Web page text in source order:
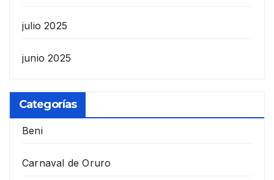
julio 2025
junio 2025
Categorías
Beni
Carnaval de Oruro